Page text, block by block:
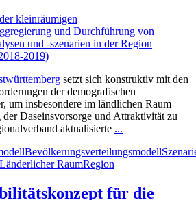
setzt sich konstruktiv mit den
der demografischen
um insbesondere im ländlichen Raum
der Daseinsvorsorge und Attraktivität zu
aktualisierte ...
Bevölkerungsverteilungsmodell
Länderlicher RaumRegion
für die